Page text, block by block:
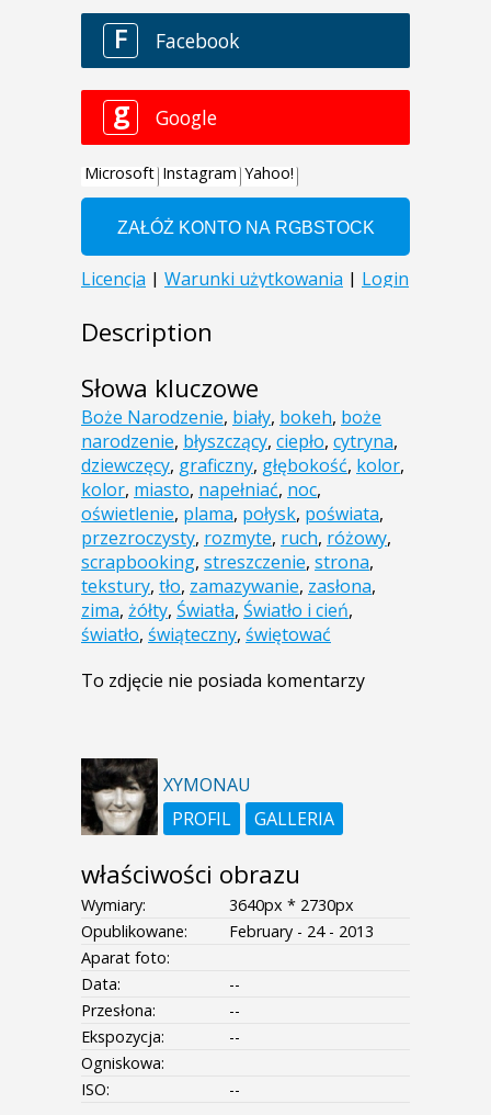
Description
Słowa kluczowe
Boże Narodzenie, biały, bokeh, boże
narodzenie, błyszczący, ciepło, cytryna,
dziewczęcy, graficzny, głębokość, kolor,
kolor, miasto, napełniać, noc,
oświetlenie, plama, połysk, poświata,
przezroczysty, rozmyte, ruch, różowy,
scrapbooking, streszczenie, strona,
tekstury, tło, zamazywanie, zasłona,
zima, żółty, Światła, Światło i cień,
światło, świąteczny, świętować
To zdjęcie nie posiada komentarzy
XYMONAU
PROFIL
GALLERIA
właściwości obrazu
Wymiary:
3640px * 2730px
Opublikowane:
February - 24 - 2013
Aparat foto:
Data:
--
Przesłona:
--
Ekspozycja:
--
Ogniskowa:
ISO:
--